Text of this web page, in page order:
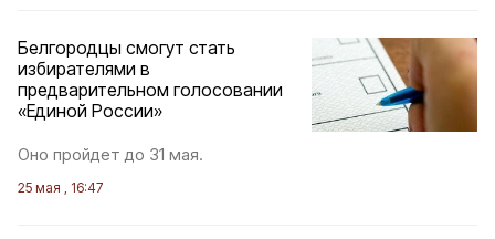
Белгородцы смогут стать
избирателями в
предварительном голосовании
«Единой России»
Оно пройдет до 31 мая.
25 мая , 16:47